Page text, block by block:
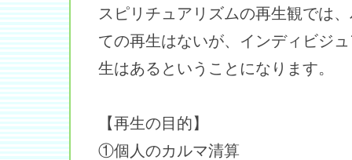
スピリチュアリズムの再生観では
ての再生はないが、インディビジ
生はあるということになります。
【再生の目的】
①個人のカルマ清算